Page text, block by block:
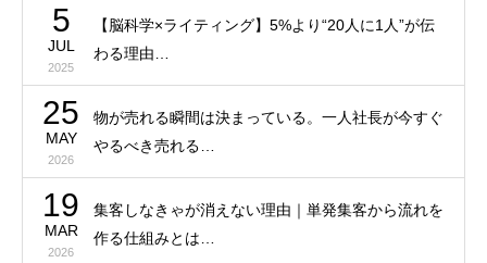
5
JUL
2025
【脳科学×ライティング】5%より“20人に1人”が伝
わる理由…
25
MAY
2026
物が売れる瞬間は決まっている。一人社長が今すぐ
やるべき売れる…
19
MAR
2026
集客しなきゃが消えない理由｜単発集客から流れを
作る仕組みとは…